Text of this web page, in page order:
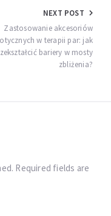
NEXT POST
Zastosowanie akcesoriów
w terapii par: jak
bariery w mosty
zbliżenia?
Required fields are